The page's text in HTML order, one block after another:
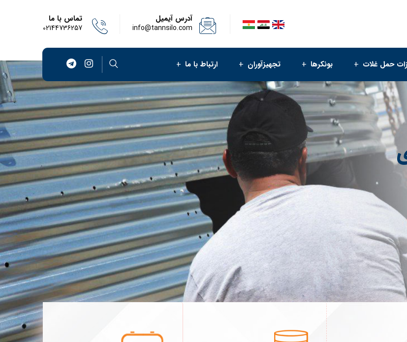
آدرس آیمیل
info@tannsilo.com
تماس با ما
02144736257
حمل غلات بونکرها تجهیزآوران ارتباط با ما